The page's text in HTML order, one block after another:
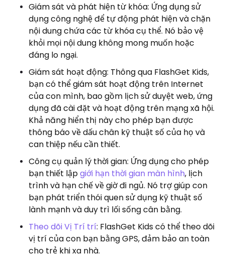
Giám sát và phát hiện từ khóa: Ứng dụng sử
dụng công nghệ để tự động phát hiện và chặn
nội dung chứa các từ khóa cụ thể. Nó bảo vệ
khỏi mọi nội dung không mong muốn hoặc
đáng lo ngại.
Giám sát hoạt động: Thông qua FlashGet Kids,
bạn có thể giám sát hoạt động trên Internet
của con mình, bao gồm lịch sử duyệt web, ứng
dụng đã cài đặt và hoạt động trên mạng xã hội.
Khả năng hiển thị này cho phép bạn được
thông báo về dấu chân kỹ thuật số của họ và
can thiệp nếu cần thiết.
Công cụ quản lý thời gian: Ứng dụng cho phép
bạn thiết lậpgiới hạn thời gian màn hình, lịch
trình và hạn chế về giờ đi ngủ. Nó trợ giúp con
bạn phát triển thói quen sử dụng kỹ thuật số
lành mạnh và duy trì lối sống cân bằng.
Theo dõi Vị Trí trí: FlashGet Kids có thể theo dõi
vị trí của con bạn bằng GPS, đảm bảo an toàn
cho trẻ khi xa nhà.